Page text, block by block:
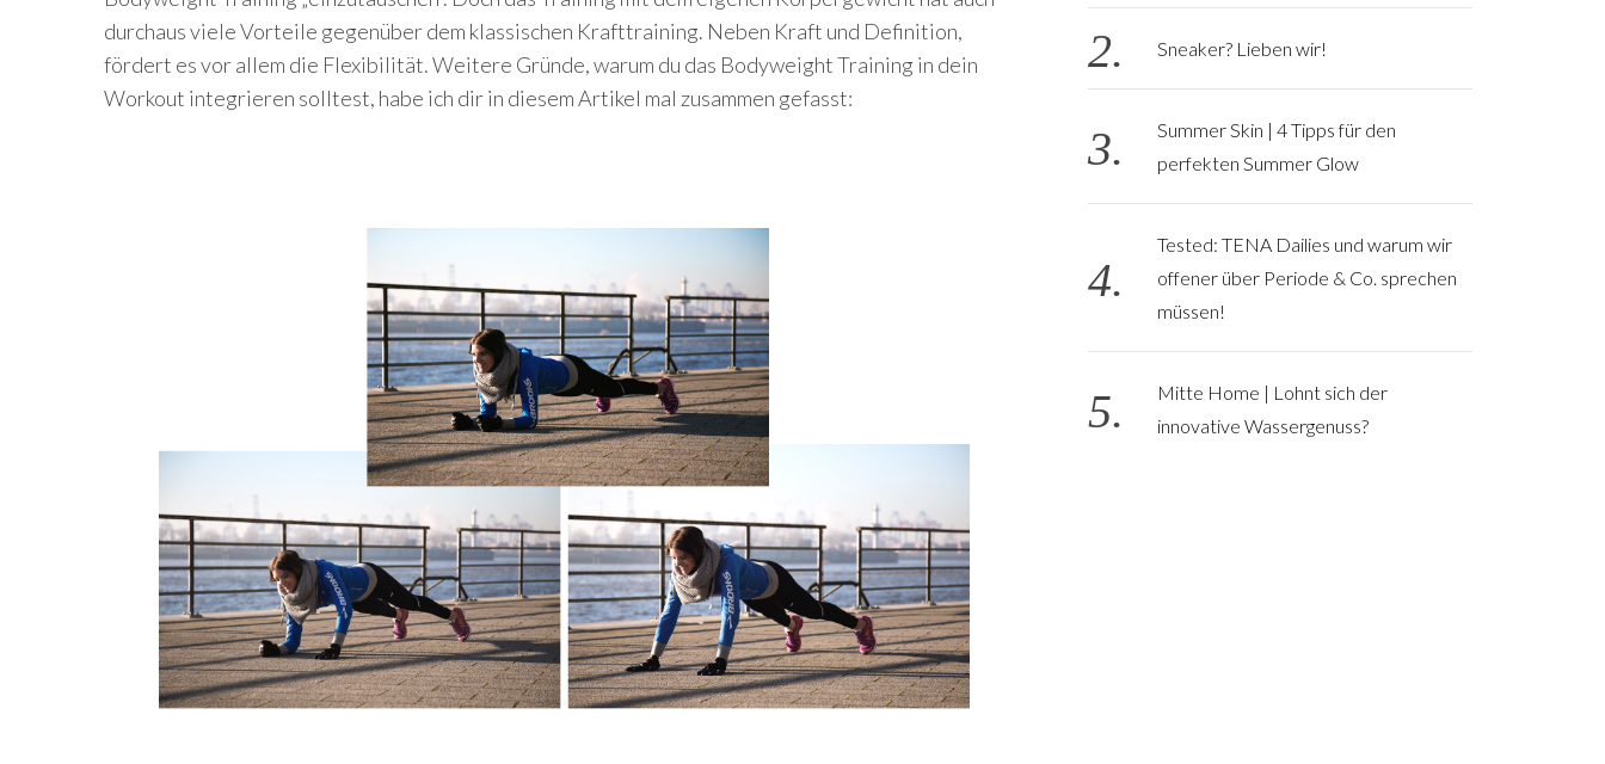
durchaus viele Vorteile gegenüber dem klassischen Krafttraining. Neben Kraft und Definition,
fördert es vor allem die Flexibilität. Weitere Gründe, warum du das Bodyweight Training in dein
Workout integrieren solltest, habe ich dir in diesem Artikel mal zusammen gefasst:
Sneaker? Lieben wir!
Summer Skin | 4 Tipps für den
perfekten Summer Glow
Tested: TENA Dailies und warum wir
offener über Periode & Co. sprechen
müssen!
Mitte Home | Lohnt sich der
innovative Wassergenuss?